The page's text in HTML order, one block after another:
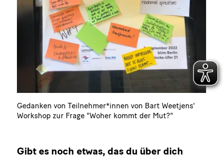
Gedanken von Teilnehmer*innen von Bart Weetjens'
Workshop zur Frage "Woher kommt der Mut?"
Gibt es noch etwas, das du über dich